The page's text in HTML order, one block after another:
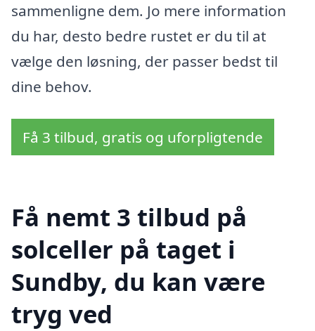
sammenligne dem. Jo mere information
du har, desto bedre rustet er du til at
vælge den løsning, der passer bedst til
dine behov.
Få 3 tilbud, gratis og uforpligtende
Få nemt 3 tilbud på
solceller på taget i
Sundby, du kan være
tryg ved